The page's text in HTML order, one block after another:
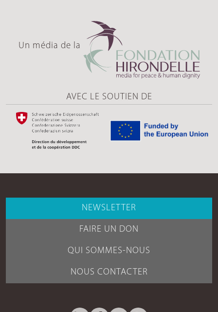
Un média de la
AVEC LE SOUTIEN DE
NEWSLETTER
FAIRE UN DON
QUI SOMMES-NOUS
NOUS CONTACTER